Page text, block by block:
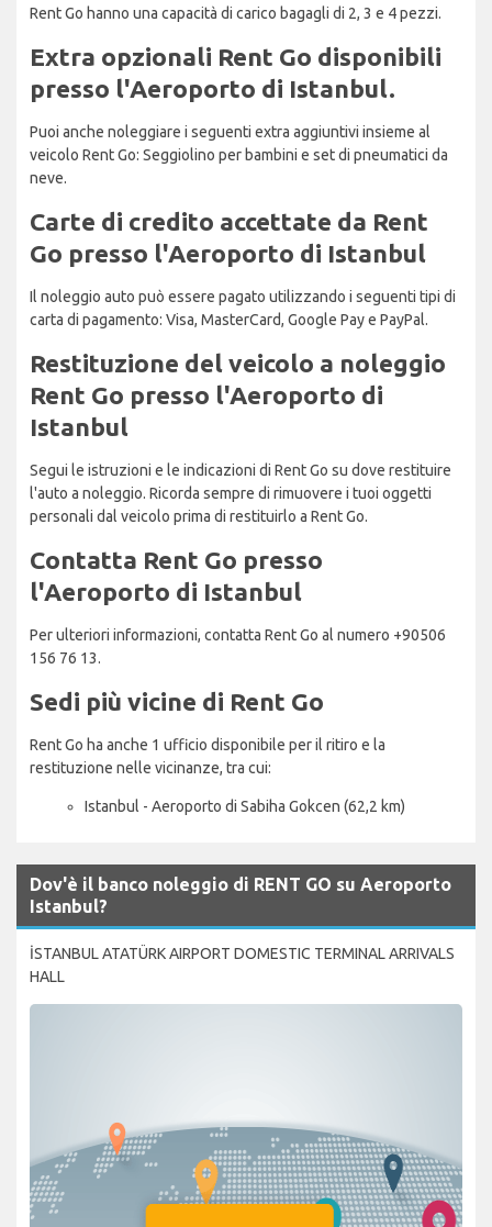
Rent Go hanno una capacità di carico bagagli di 2, 3 e 4 pezzi.
Extra opzionali Rent Go disponibili
presso l'Aeroporto di Istanbul.
Puoi anche noleggiare i seguenti extra aggiuntivi insieme al
veicolo Rent Go: Seggiolino per bambini e set di pneumatici da
neve.
Carte di credito accettate da Rent
Go presso l'Aeroporto di Istanbul
Il noleggio auto può essere pagato utilizzando i seguenti tipi di
carta di pagamento: Visa, MasterCard, Google Pay e PayPal.
Restituzione del veicolo a noleggio
Rent Go presso l'Aeroporto di
Istanbul
Segui le istruzioni e le indicazioni di Rent Go su dove restituire
l'auto a noleggio. Ricorda sempre di rimuovere i tuoi oggetti
personali dal veicolo prima di restituirlo a Rent Go.
Contatta Rent Go presso
l'Aeroporto di Istanbul
Per ulteriori informazioni, contatta Rent Go al numero +90506
156 76 13.
Sedi più vicine di Rent Go
Rent Go ha anche 1 ufficio disponibile per il ritiro e la
restituzione nelle vicinanze, tra cui:
Istanbul - Aeroporto di Sabiha Gokcen (62,2 km)
Dov'è il banco noleggio di RENT GO su Aeroporto
Istanbul?
İSTANBUL ATATÜRK AIRPORT DOMESTIC TERMINAL ARRIVALS
HALL